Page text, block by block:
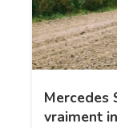
Mercedes
vraiment